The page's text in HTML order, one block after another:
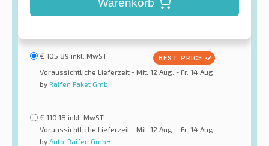
€ 105,89 inkl. MwST
Voraussichtliche Lieferzeit - Mit. 12 Aug. - Fr. 14 Aug.
by Raifen Paket GmbH
€ 110,18 inkl. MwST
Voraussichtliche Lieferzeit - Mit. 12 Aug. - Fr. 14 Aug.
by Auto-Raifen GmbH